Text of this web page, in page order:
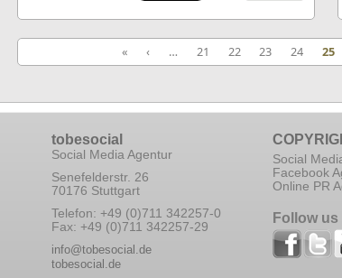
« ‹ … 21 22 23 24 25
tobesocial
Social Media Agentur
Senefelderstr. 26
70176 Stuttgart
Telefon: +49 (0)711 342257-0
Fax: +49 (0)711 342257-29
info@tobesocial.de
tobesocial.de
Social
Facebook
Online PR
Follow us